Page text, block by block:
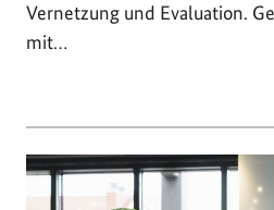
Vernetzung und Evaluation.
mit…